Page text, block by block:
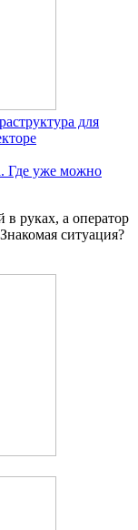
для
Где уже можно
в руках, а оператор
ситуация?